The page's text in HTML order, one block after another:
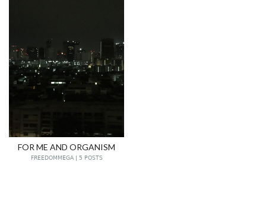
FOR ME AND ORGANISM
FREEDOMMEGA | 5 POSTS